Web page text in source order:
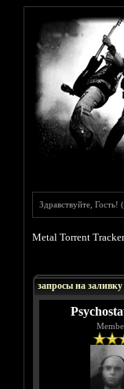
Здравствуйте, Гость! (
Metal Torrent
запросы на